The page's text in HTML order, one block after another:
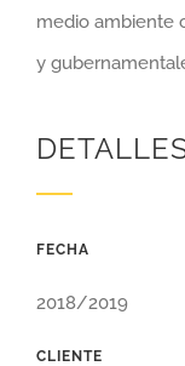
medio ambiente
y
FECHA
2018/2019
CLIENTE